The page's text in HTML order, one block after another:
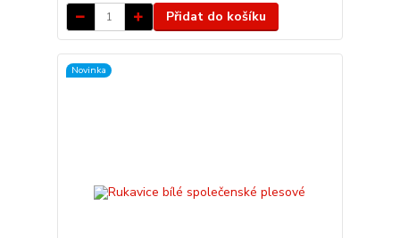
Přidat do košíku
Novinka